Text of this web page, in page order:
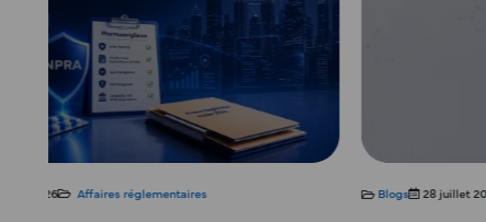
Blogs 28 juillet 2026